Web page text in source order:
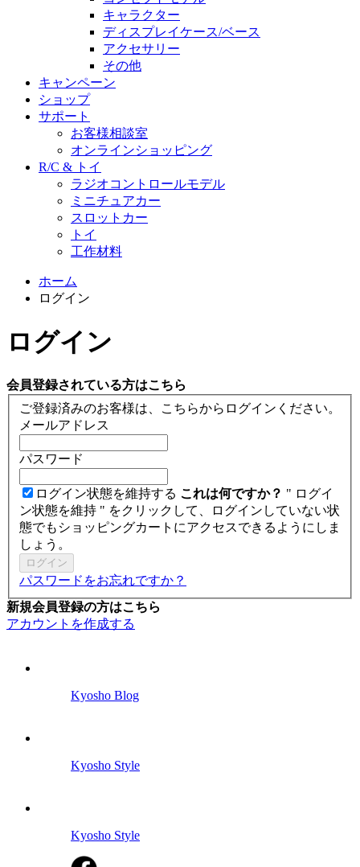
キャラクター
ディスプレイケース/ベース
アクセサリー
その他
キャンペーン
ショップ
サポート
お客様相談室
オンラインショッピング
R/C & トイ
ラジオコントロールモデル
ミニチュアカー
スロットカー
トイ
工作材料
ホーム
ログイン
ログイン
会員登録されている方はこちら
ご登録済みのお客様は、こちらからログインください。
メールアドレス
パスワード
ログイン状態を維持する これは何ですか？ " ログイ
ン状態を維持 " をクリックして、ログインしていない状
態でもショッピングカートにアクセスできるようにしま
しょう。
ログイン
パスワードをお忘れですか？
新規会員登録の方はこちら
アカウントを作成する
Kyosho Blog
Kyosho Style
Kyosho Style